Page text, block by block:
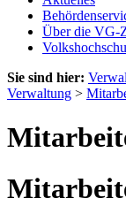
Über die VG-
Sie sind hier:
Verwaltung >